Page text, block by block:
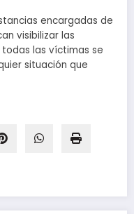
encargadas de
visibilizar las
las víctimas se
situación que